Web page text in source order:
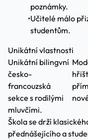
poznámky.
•Učitelé málo
studentům.
Unikátní vlastnosti
Unikátní bilingvní
česko-
francouzská
sekce s rodilými
mluvčími.
Škola se drží
přednášejícího a